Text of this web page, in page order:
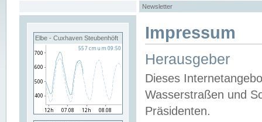
Newsletter
Elbe - Cuxhaven Steubenhöft Impressum
Herausgeber
Dieses
Wasserstraßen und
Präsidenten.